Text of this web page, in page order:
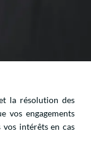
la résolution des
vos engagements
intérêts en cas